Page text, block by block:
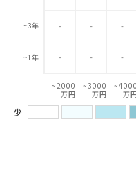
~3年 - - -
~1年 - - -
~2000
万円
~3000
万円
~4000
万
少